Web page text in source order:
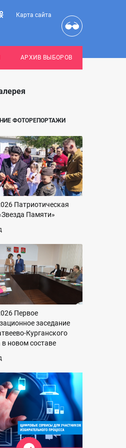
Карта сайта
АРХИВ ВЫБОРОВ
ФОТОРЕПОРТАЖИ
Патриотическая
Памяти»
Первое
заседание
Курганского
в новом составе